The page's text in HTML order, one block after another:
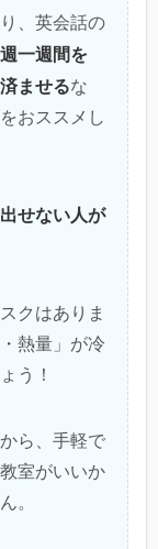
、英会話の
一週間を
ませるな
おススメし
せない人が
クはありま
熱量」が冷
う！
ら、手軽で
室がいいか
。